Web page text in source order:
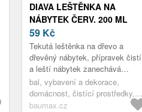
DIAVA LEŠTĚNKA NA
NÁBYTEK ČERV. 200 ML
59 Kč
Tekutá leštěnka na dřevo a
dřevěný nábytek, přípravek čistí
a leští nábytek zanechává
vysoký dlouhotrvající lesk je
odolný vodě. Přípravek je
vhodn...
bal, vybavení a dekorace,
domácnost, čistící prostředky,
čisticí prostředky na
baumax.cz